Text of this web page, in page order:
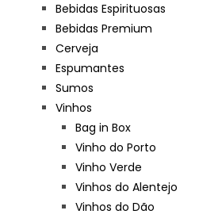
Bebidas Espirituosas
Bebidas Premium
Cerveja
Espumantes
Sumos
Vinhos
Bag in Box
Vinho do Porto
Vinho Verde
Vinhos do Alentejo
Vinhos do Dão